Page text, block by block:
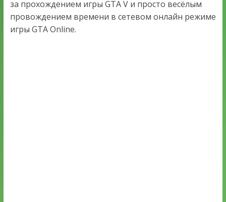
за прохождением игры GTA V и просто весёлым
провождением времени в сетевом онлайн режиме
игры GTA Online.